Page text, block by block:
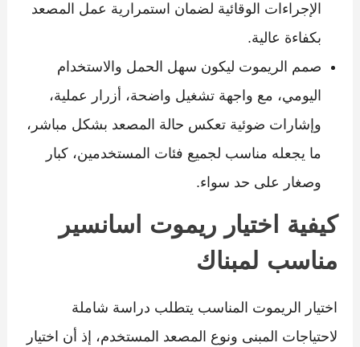
الإجراءات الوقائية لضمان استمرارية عمل المصعد
بكفاءة عالية.
صمم الريموت ليكون سهل الحمل والاستخدام
اليومي، مع واجهة تشغيل واضحة، أزرار عملية،
وإشارات ضوئية تعكس حالة المصعد بشكل مباشر،
ما يجعله مناسب لجميع فئات المستخدمين، كبار
وصغار على حد سواء.
كيفية اختيار ريموت اسانسير
مناسب لمبناك
اختيار الريموت المناسب يتطلب دراسة شاملة
لاحتياجات المبنى ونوع المصعد المستخدم، إذ أن اختيار